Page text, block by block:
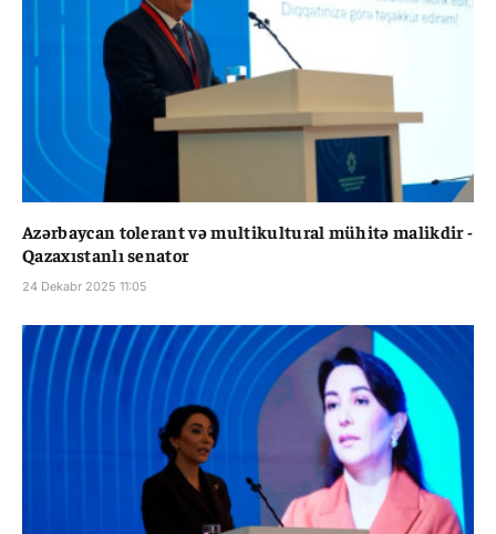
Azərbaycan tolerant və multikultural mühitə malikdir -
Qazaxıstanlı senator
24 Dekabr 2025 11:05